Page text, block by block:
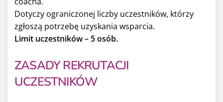
Dotyczy ograniczonej liczby uczestników, którzy
zgłoszą potrzebę uzyskania wsparcia.
Limit uczestników – 5 osób.
ZASADY REKRUTACJI
UCZESTNIKÓW